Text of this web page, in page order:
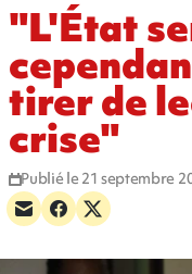
"L'État
tirer de
crise"
Publié le 21 septembre